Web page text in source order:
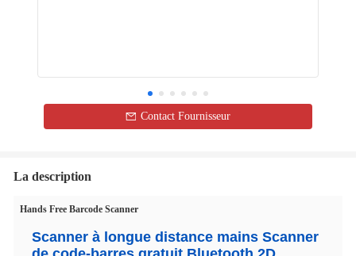
Contact Fournisseur
La description
Hands Free Barcode Scanner
Scanner à longue distance mains Scanner